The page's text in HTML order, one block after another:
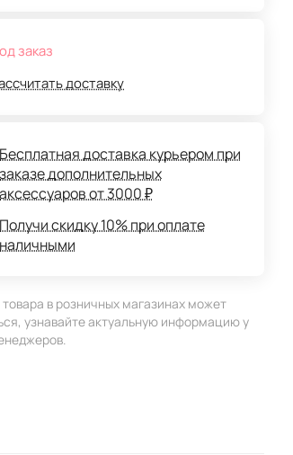
заказ
доставку
Бесплатная доставка курьером при
заказе дополнительных
аксессуаров от 3000 ₽
Получи скидку 10% при оплате
наличными
в розничных магазинах может
узнавайте актуальную информацию у